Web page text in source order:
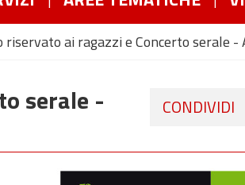
riservato ai ragazzi e Concerto serale
CONDIVIDI
serale -